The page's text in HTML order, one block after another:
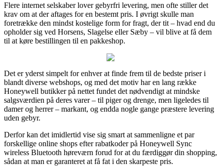
Flere internet selskaber lover gebyrfri levering, men ofte stiller det
krav om at der aftages for en bestemt pris. I øvrigt skulle man
foretrække den mindst kostelige form for fragt, der tit – hvad end du
opholder sig ved Horsens, Slagelse eller Sæby – vil blive at få dem
til at køre bestillingen til en pakkeshop.
Det er yderst simpelt for enhver at finde frem til de bedste priser i
blandt diverse webshops, og med det motiv har en lang række
Honeywell butikker på nettet fundet det nødvendigt at mindske
salgsværdien på deres varer – til piger og drenge, men ligeledes til
damer og herrer – markant, og endda nogle gange præstere levering
uden gebyr.
Derfor kan det imidlertid vise sig smart at sammenligne et par
forskellige online shops efter rabatkoder på Honeywell Sync
wireless Bluetooth høreværn forud for at du færdiggør din shopping,
sådan at man er garanteret at få fat i den skarpeste pris.